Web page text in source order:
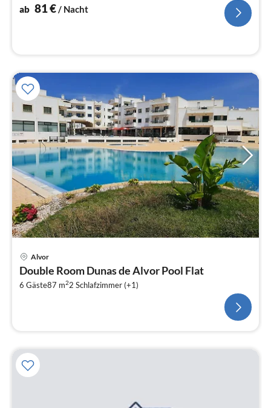
ab 81€/ Nacht
Alvor
Double Room Dunas de Alvor Pool Flat
6 Gäste87 m22 Schlafzimmer (+1)